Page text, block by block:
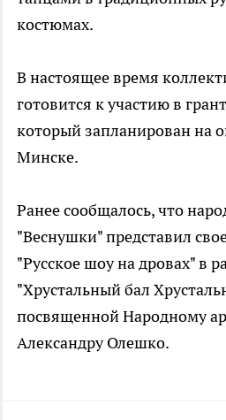
костюмах.
В настоящее время
готовится к участию в
который запланирован на
Минске.
Ранее сообщалось, что
"Веснушки" представил
"Русское шоу на дровах" в
"Хрустальный бал
посвященной Народному
Александру Олешко.